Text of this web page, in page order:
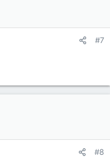
#7
#8